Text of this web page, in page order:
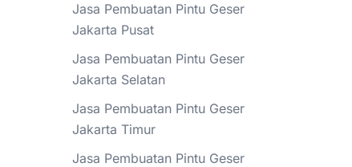
Jasa Pembuatan Pintu Geser
Jakarta Pusat
Jasa Pembuatan Pintu Geser
Jakarta Selatan
Jasa Pembuatan Pintu Geser
Jakarta Timur
Jasa Pembuatan Pintu Geser